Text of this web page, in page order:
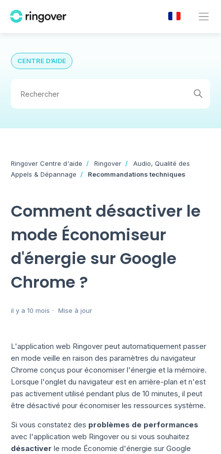
CENTRE D’AIDE
Ringover Centre d'aide Ringover
Audio, Qualité des
Appels & Dépannage
Recommandations techniques
Comment désactiver le
mode Économiseur
d'énergie sur Google
Chrome ?
il y a 10 mois Mise à jour
L'application web Ringover peut automatiquement passer
en mode veille en raison des paramètres du navigateur
Chrome conçus pour économiser l'énergie et la mémoire.
Lorsque l'onglet du navigateur est en arrière-plan et n'est
pas activement utilisé pendant plus de 10 minutes, il peut
être désactivé pour économiser les ressources système.
Si vous constatez des problèmes de performances
avec l'application web Ringover ou si vous souhaitez
désactiver le mode Économie d'énergie sur Google